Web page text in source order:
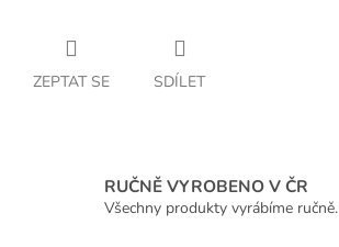
ZEPTAT SE SDÍLET
RUČNĚ VYROBENO V ČR
Všechny produkty vyrábíme ručně.